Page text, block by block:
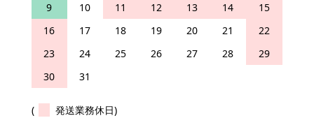
9
10 11 12 13 14
15
16
17 18 19 20 21
22
23
24 25 26 27 28
29
30
31
( 発送業務休日)